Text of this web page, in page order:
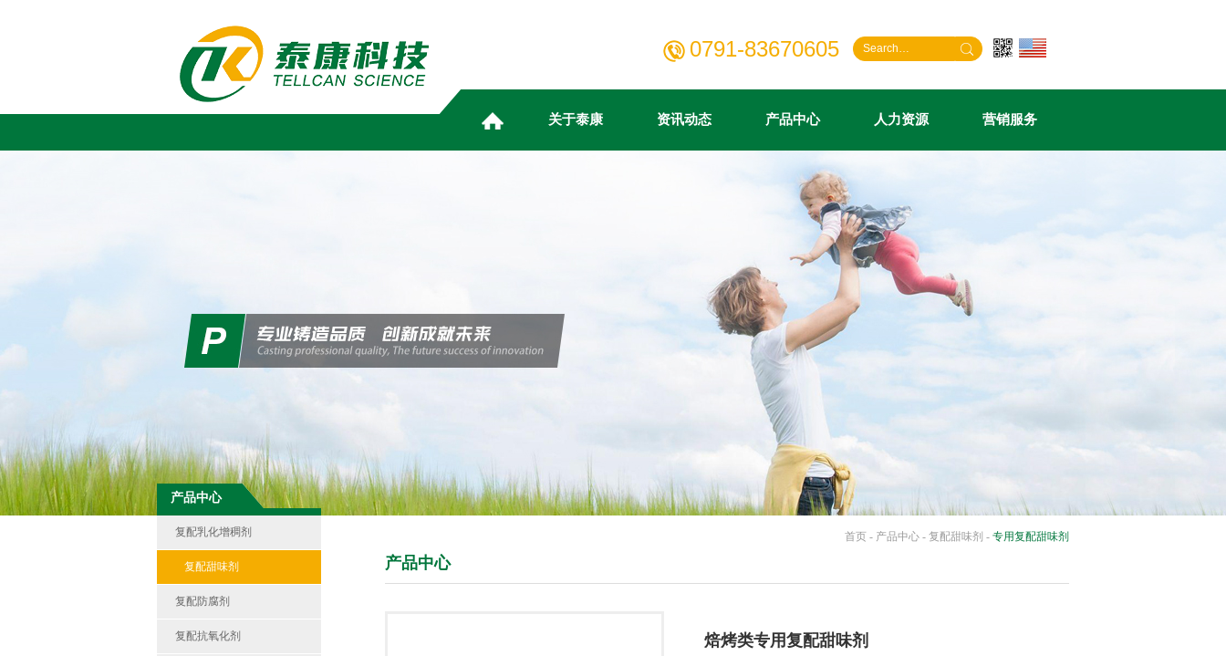
0791-83670605
关于泰康 资讯动态 产品中心 人力资源 营销服务
TELLCAN
关于泰康
企业简介
企业文化 资质荣誉
相关产业
INFORMATION
资讯动态
企业新闻
招标公告 标准法规
技术文库 信息快报
CENTER
产品中心
复配乳化增稠剂
复配防腐剂 复配抗氧化剂
食用香精 微晶纤维素
RESOURCES
人力资源
人才招聘
薪酬福利
MARKETING
营销服务
质量保证
合作伙伴 联系我们
地图导航
产品中心
复配乳化增稠剂
复配甜味剂
复配防腐剂
复配抗氧化剂
首页 - 产品中心 - 复配甜味剂 - 专用复配甜味剂
产品中心
焙烤类专用复配甜味剂